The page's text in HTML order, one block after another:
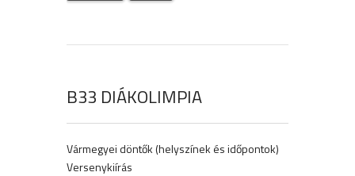
B33 DIÁKOLIMPIA
Vármegyei döntők (helyszínek és időpontok)
Versenykiírás